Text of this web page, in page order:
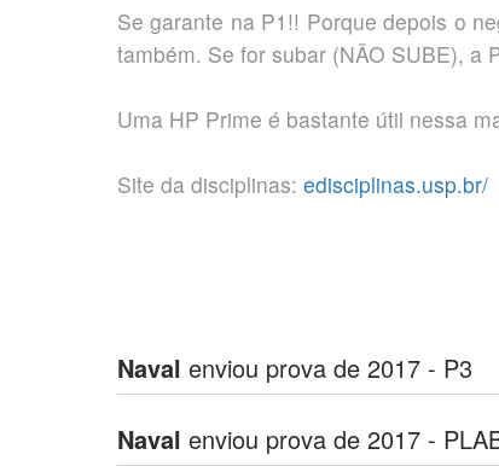
Se garante na P1!! Porque depois o
também. Se for subar (NÃO SUBE), a
Uma HP Prime é bastante útil nessa
Site da disciplinas: edisciplinas.usp.br/
Naval enviou prova de 2017 - P3
Naval enviou prova de 2017 -